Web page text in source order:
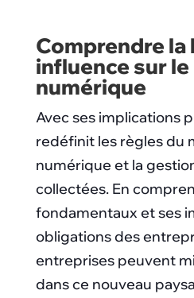
Comprendre la
influence sur
numérique
Avec ses implications
redéfinit les règles du
numérique et la
collectées. En
fondamentaux et ses
obligations des
entreprises peuvent
dans ce nouveau